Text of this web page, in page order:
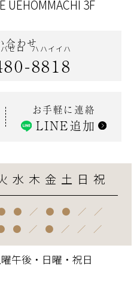
UEHOMMACHI 3F
合わせ
ゼロ
-8818
ハハイイハ
お手軽に連絡
LINE追加
水 木 金 土 日 祝
● ／ ● ● ／ ／
● ／ ● ／ ／ ／
午後・日曜・祝日